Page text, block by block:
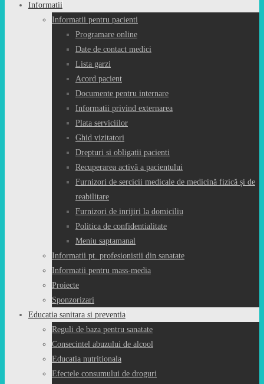
Informatii
Informatii pentru pacienti
Programare online
Date de contact medici
Lista garzi
Acord pacient
Documente pentru internare
Informatii privind externarea
Plata serviciilor
Ghid vizitatori
Drepturi si obligatii pacienti
Recuperarea activă a pacientului
Furnizori de sercicii medicale de medicină fizică și de
reabilitare
Furnizori de inrijiri la domiciliu
Politica de confidentialitate
Meniu saptamanal
Informatii pt. profesionistii din sanatate
Informatii pentru mass-media
Proiecte
Sponzorizari
Educatia sanitara si preventia
Reguli de baza pentru sanatate
Consecintel abuzului de alcool
Educatia nutritionala
Efectele consumului de droguri